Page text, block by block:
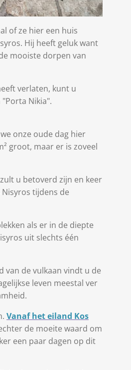
of ze hier een huis
Hij heeft geluk want
mooiste dorpen van
verlaten, kunt u
Nikia".
onze oude dag hier
groot, maar er is zoveel
u betoverd zijn en keer
tijdens de
als er in de diepte
uit slechts één
van de vulkaan vindt u de
leven meestal ver
Vanaf het eiland Kos
de moeite waard om
een paar dagen op dit